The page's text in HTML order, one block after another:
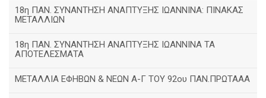
18η ΠΑΝ. ΣΥΝΑΝΤΗΣΗ ΑΝΑΠΤΥΞΗΣ ΙΩΑΝΝΙΝΑ: ΠΙΝΑΚΑΣ
ΜΕΤΑΛΛΙΩΝ
18η ΠΑΝ. ΣΥΝΑΝΤΗΣΗ ΑΝΑΠΤΥΞΗΣ ΙΩΑΝΝΙΝΑ ΤΑ
ΑΠΟΤΕΛΕΣΜΑΤΑ
ΜΕΤΑΛΛΙΑ ΕΦΗΒΩΝ & ΝΕΩΝ Α-Γ ΤΟΥ 92ου ΠΑΝ.ΠΡΩΤΑΑΑ